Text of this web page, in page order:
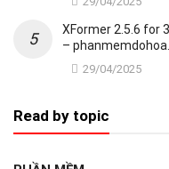
XFormer 2.5.6 for
–
29/04/2025
Read by topic